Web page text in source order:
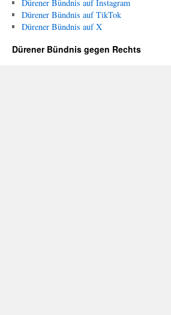
Dürener Bündnis auf Instagram
Dürener Bündnis auf TikTok
Dürener Bündnis auf X
Dürener Bündnis gegen Rechts